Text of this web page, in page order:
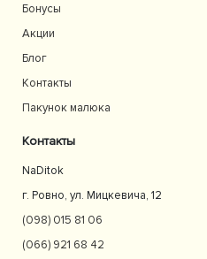
Бонусы
Акции
Блог
Контакты
Пакунок малюка
Контакты
NaDitok
г. Ровно, ул. Мицкевича, 12
(098) 015 81 06
(066) 921 68 42